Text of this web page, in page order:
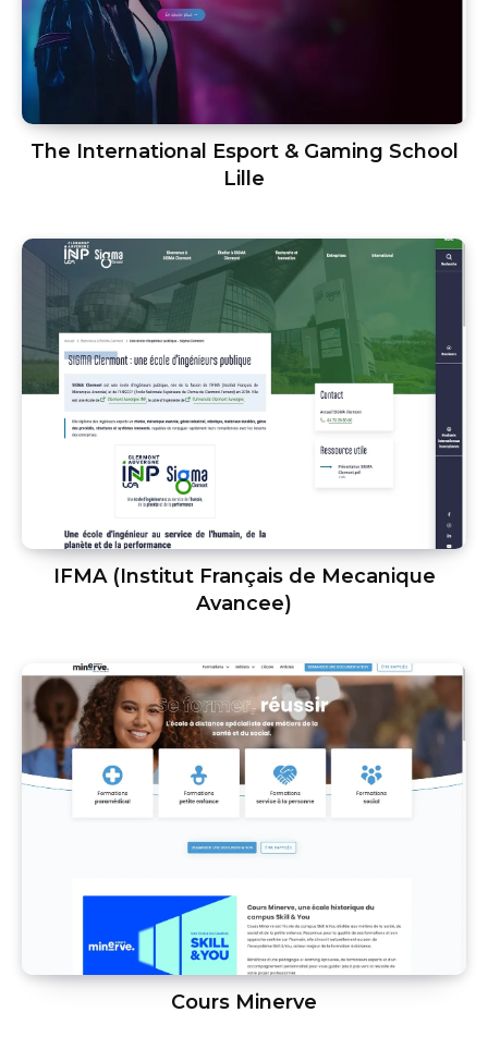
The International Esport & Gaming School
Lille
IFMA (Institut Français de Mecanique
Avancee)
Cours Minerve